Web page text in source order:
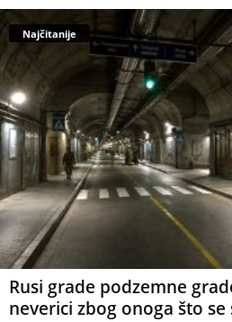
Najčitanije
Rusi grade podzemne
neverici zbog onoga što se